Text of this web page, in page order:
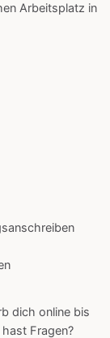
Arbeitsplatz in
dich online bis
Fragen?